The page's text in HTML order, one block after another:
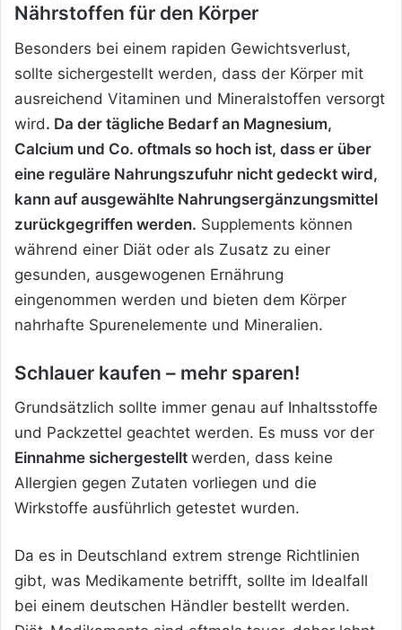
Nährstoffen für den Körper
Besonders bei einem rapiden Gewichtsverlust,
sollte sichergestellt werden, dass der Körper mit
ausreichend Vitaminen und Mineralstoffen versorgt
wird. Da der tägliche Bedarf an Magnesium,
Calcium und Co. oftmals so hoch ist, dass er über
eine reguläre Nahrungszufuhr nicht gedeckt wird,
kann auf ausgewählte Nahrungsergänzungsmittel
zurückgegriffen werden. Supplements können
während einer Diät oder als Zusatz zu einer
gesunden, ausgewogenen Ernährung
eingenommen werden und bieten dem Körper
nahrhafte Spurenelemente und Mineralien.
Schlauer kaufen – mehr sparen!
Grundsätzlich sollte immer genau auf Inhaltsstoffe
und Packzettel geachtet werden. Es muss vor der
Einnahme sichergestellt werden, dass keine
Allergien gegen Zutaten vorliegen und die
Wirkstoffe ausführlich getestet wurden.
Da es in Deutschland extrem strenge Richtlinien
gibt, was Medikamente betrifft, sollte im Idealfall
bei einem deutschen Händler bestellt werden.